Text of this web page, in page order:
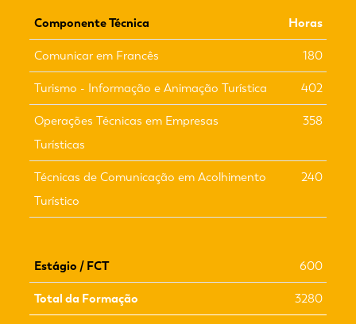
Componente Técnica Horas
Comunicar em Francês 180
Turismo - Informação e Animação Turística 402
Operações Técnicas em Empresas
Turísticas
358
Técnicas de Comunicação em Acolhimento
Turístico
240
Estágio / FCT 600
Total da Formação 3280